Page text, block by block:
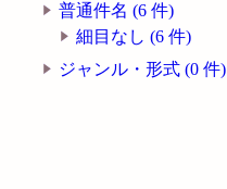
普通件名 (6 件)
細目なし (6 件)
ジャンル・形式 (0 件)